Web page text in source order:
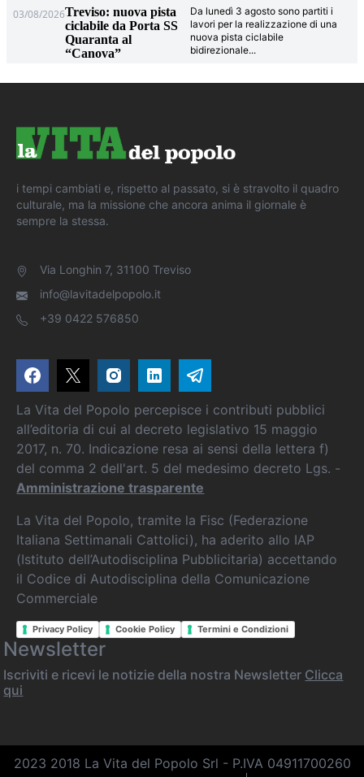
03/08/2026Treviso: nuova pista
ciclabile da Porta SS
Quaranta al
“Canova”
Da lunedì 3 agosto sono partiti i
lavori per la realizzazione di una
nuova pista ciclabile
bidirezionale...
i tempi cambiati e, rispetto al passato, si è stravolto il quadro
culturale, ma la missione che ancora anima il giornale è
sempre la stessa.
Via Longhin 7, 31100 Treviso
info@lavitadelpopolo.it
+39 0422 576850
La Vita del Popolo percepisce i contributi pubblici
all’editoria di cui al decreto legislativo 15 maggio
2017, n. 70. Indicazione resa ai sensi della lettera f)
del comma 2 dell'art. 5 del medesimo decreto Lgs. -
Amministrazione trasparente
La Vita del Popolo, tramite la Fisc (Federazione
Italiana Settimanali Cattolici), ha aderito allo IAP
(Istituto dell’Autodisciplina Pubblicitaria) accettando
il Codice di Autodisciplina della Comunicazione
Commerciale
Privacy Policy Cookie Policy Termini e Condizioni
Newsletter
Iscriviti e ricevi le notizie della nostra Newsletter Clicca
qui
2023 2018 La Vita del Popolo Srl - P.IVA 04911700260